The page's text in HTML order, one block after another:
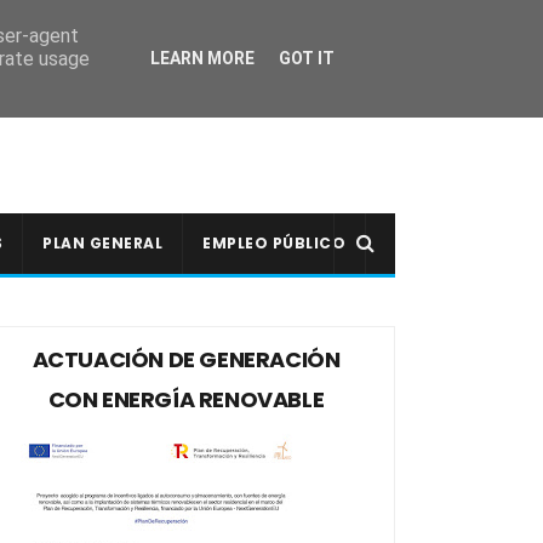
PLAN GENERAL EMPLEO PÚBLICO
ACTUACIÓN DE GENERACIÓN
CON ENERGÍA RENOVABLE
agent
usage
LEARN MORE GOT IT